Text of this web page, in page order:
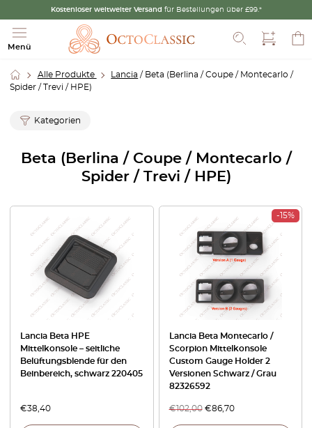
Kostenloser weltweiter Versand für Bestellungen über £99.*
Menü
Suche
Alle Produkte Lancia / Beta (Berlina / Coupe / Montecarlo /
Spider / Trevi / HPE)
Kategorien
Beta (Berlina / Coupe / Montecarlo /
Spider / Trevi / HPE)
Lancia Beta HPE
Mittelkonsole – seitliche
Belüftungsblende für den
Beinbereich, schwarz 220405
€38,40
-15%
Lancia Beta Montecarlo /
Scorpion Mittelkonsole
Custom Gauge Holder 2
Versionen Schwarz / Grau
82326592
€102,00 €86,70